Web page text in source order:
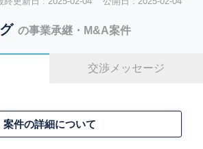
の事業承継・M&A案件
交渉メッセージ
案件の詳細について